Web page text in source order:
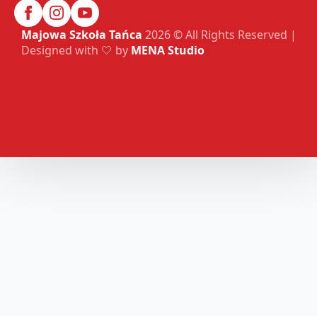
Majowa Szkoła Tańca 2026 © All Rights Reserved |
Designed with 🤍 by MENA Studio